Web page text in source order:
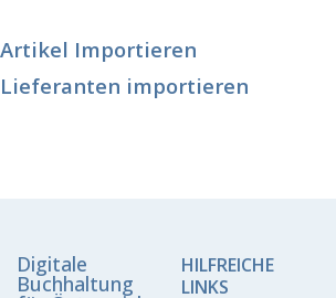
Artikel Importieren
Lieferanten importieren
Digitale
Buchhaltung
HILFREICHE
LINKS